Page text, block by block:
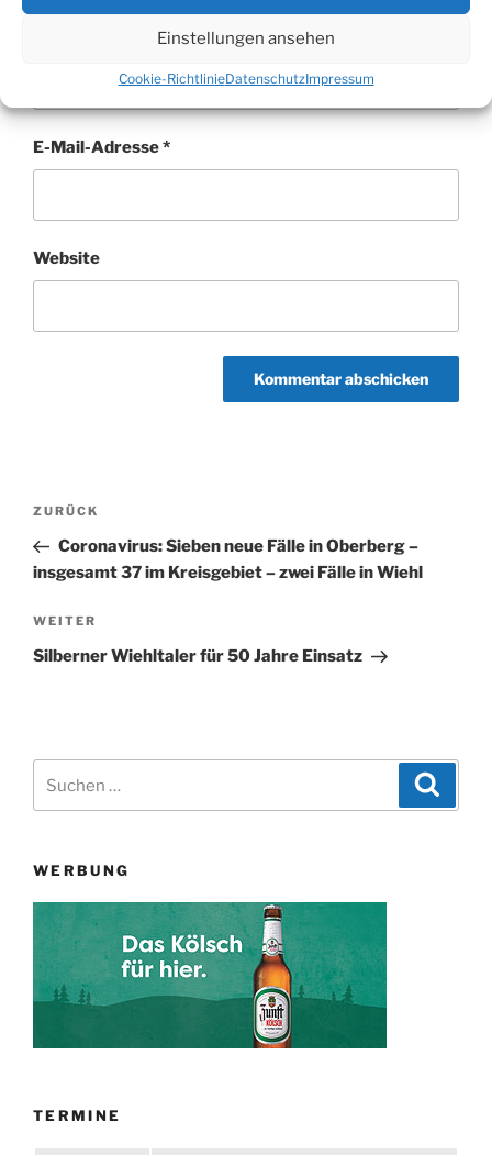
Einstellungen ansehen
Cookie-RichtlinieDatenschutzImpressum
E-Mail-Adresse*
Website
Beitragsnavigation
Vorheriger
Beitrag
ZURÜCK
Coronavirus: Sieben neue Fälle in Oberberg –
insgesamt 37 im Kreisgebiet – zwei Fälle in Wiehl
Nächster
Beitrag
WEITER
Silberner Wiehltaler für 50 Jahre Einsatz
WERBUNG
TERMINE